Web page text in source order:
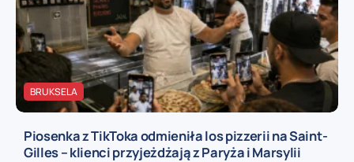
BRUKSELA
Piosenka z TikToka odmieniła los pizzerii na Saint-
Gilles – klienci przyjeżdżają z Paryża i Marsylii